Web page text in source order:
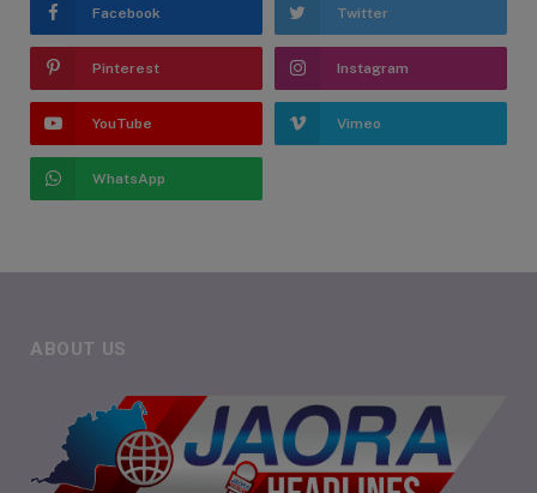
Facebook Twitter
Pinterest Instagram
YouTube Vimeo
WhatsApp
ABOUT US